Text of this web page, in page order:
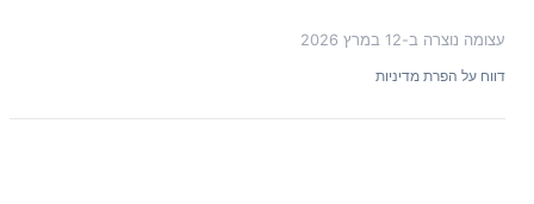
עצומה נוצרה ב-12 במרץ 2026
דווח על הפרת מדיניות